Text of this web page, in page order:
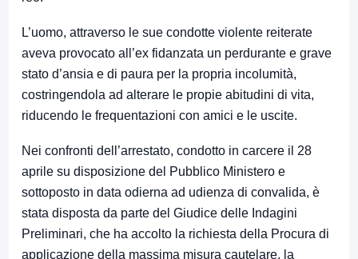
L’uomo, attraverso le sue condotte violente reiterate
aveva provocato all’ex fidanzata un perdurante e grave
stato d’ansia e di paura per la propria incolumità,
costringendola ad alterare le propie abitudini di vita,
riducendo le frequentazioni con amici e le uscite.
Nei confronti dell’arrestato, condotto in carcere il 28
aprile su disposizione del Pubblico Ministero e
sottoposto in data odierna ad udienza di convalida, è
stata disposta da parte del Giudice delle Indagini
Preliminari, che ha acco lto la richiesta della Procura di
applicazione della massima misura cautelare, la